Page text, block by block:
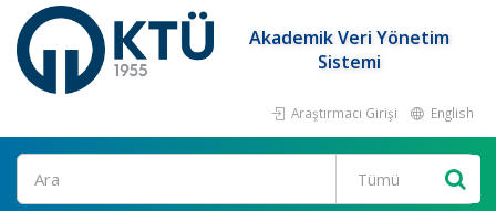
Akademik Veri Yönetim
Sistemi
Araştırmacı Girişi English
Ara